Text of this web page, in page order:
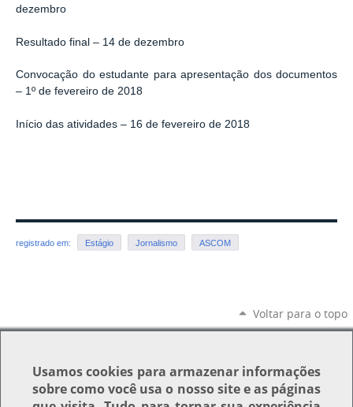
dezembro
Resultado final – 14 de dezembro
Convocação do estudante para apresentação dos documentos
– 1º de fevereiro de 2018
Início das atividades – 16 de fevereiro de 2018
registrado em: Estágio Jornalismo ASCOM
Voltar para o topo
Usamoscookies para armazenar informações
sobre como você usa o nosso site e as páginas